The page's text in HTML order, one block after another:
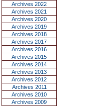
Archives 2022
Archives 2021
Archives 2020
Archives 2019
Archives 2018
Archives 2017
Archives 2016
Archives 2015
Archives 2014
Archives 2013
Archives 2012
Archives 2011
Archives 2010
Archives 2009